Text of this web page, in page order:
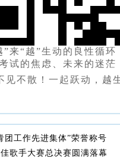
来“越”生动的良性循环
试的焦虑、未来的迷
不散！一起跃动，越
团工作先进集体”荣誉称号
歌手大赛总决赛圆满落幕